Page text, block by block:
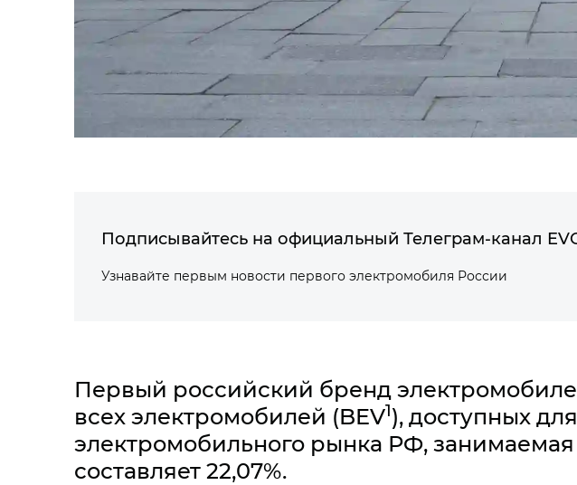
Подписывайтесь на официальный Телеграм-канал
Узнавайте первым новости первого электромобиля России
Первый российский бренд
всех электромобилей (BEV1), доступных
электромобильного рынка РФ,
составляет 22,07%.